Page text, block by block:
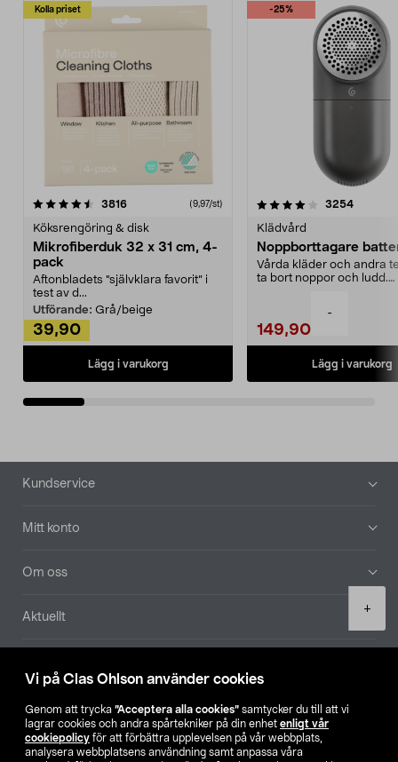
Vi på Clas Ohlson använder cookies
Genom att trycka ”Acceptera alla cookies” samtycker du till att vi
lagrar cookies och andra spårtekniker på din enhet enligt vår
cookiepolicy för att förbättra upplevelsen på vår webbplats,
analysera webbplatsens användning samt anpassa våra
-
+
Kolla priset
3816recensioner (9,97/st)
Köksrengöring & disk
Mikrofiberduk 32 x 31 cm, 4-
pack
Aftonbladets "självklara favorit” i
test av d...
Utförande: Grå/beige
39,90
Lägg i varukorg
-25%
4.0av 5 stjärnor 3254
Klädvård
Noppborttagare
Vårda kläder och andra
ta bort noppor och ludd.
149,90
Lägg i varukorg
4.5av 5 stjärnor
Sidfot
Kundservice
Mitt konto
Om oss
Aktuellt
Hitta butik
SE NO FI